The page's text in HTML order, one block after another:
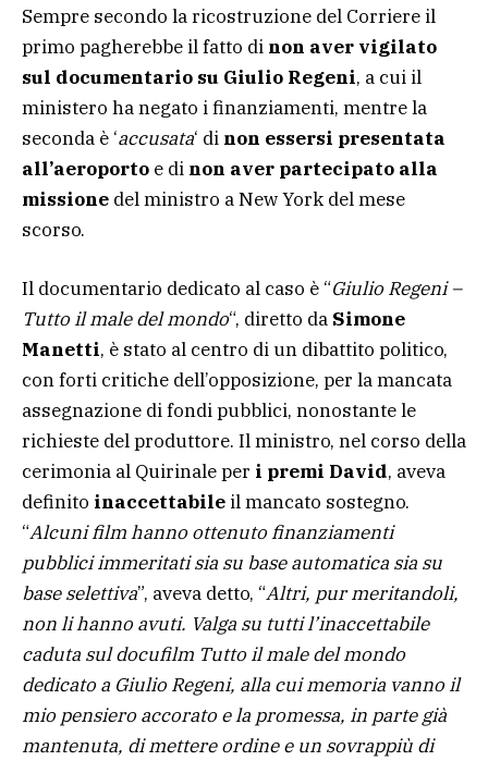
Sempre secondo la ricostruzione del Corriere il
primo pagherebbe il fatto di non aver vigilato
sul documentario su Giulio Regeni, a cui il
ministero ha negato i finanziamenti, mentre la
seconda è ‘accusata‘ di non essersi presentata
all’aeroporto e di non aver partecipato alla
missione del ministro a New York del mese
scorso.
Il documentario dedicato al caso è “Giulio Regeni –
Tutto il male del mondo“, diretto da Simone
Manetti, è stato al centro di un dibattito politico,
con forti critiche dell’opposizione, per la mancata
assegnazione di fondi pubblici, nonostante le
richieste del produttore. Il ministro, nel corso della
cerimonia al Quirinale per i premi David, aveva
definito inaccettabile il mancato sostegno.
“Alcuni film hanno ottenuto finanziamenti
pubblici immeritati sia su base automatica sia su
base selettiva”, aveva detto, “Altri, pur meritandoli,
non li hanno avuti. Valga su tutti l’inaccettabile
caduta sul docufilm Tutto il male del mondo
dedicato a Giulio Regeni, alla cui memoria vanno il
mio pensiero accorato e la promessa, in parte già
mantenuta, di mettere ordine e un sovrappiù di